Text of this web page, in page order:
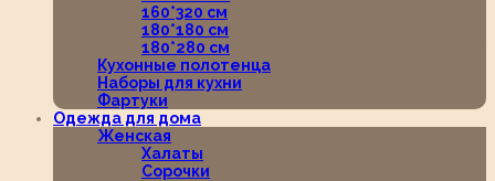
160*320 см
180*180 см
180*280 см
Кухонные полотенца
Наборы для кухни
Фартуки
Одежда для дома
Женская
Халаты
Сорочки